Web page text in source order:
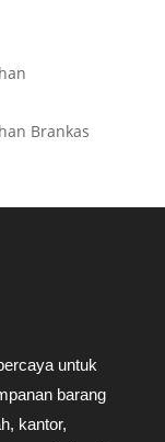
Brankas
untuk
barang
kantor,